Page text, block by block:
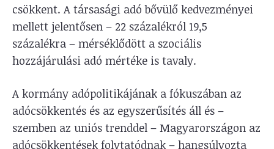
csökkent. A társasági adó bővülő kedvezményei
mellett jelentősen – 22 százalékról 19,5
százalékra – mérséklődött a szociális
hozzájárulási adó mértéke is tavaly.
A kormány adópolitikájának a fókuszában az
adócsökkentés és az egyszerűsítés áll és –
szemben az uniós trenddel – Magyarországon az
adócsökkentések folytatódnak – hangsúlyozta